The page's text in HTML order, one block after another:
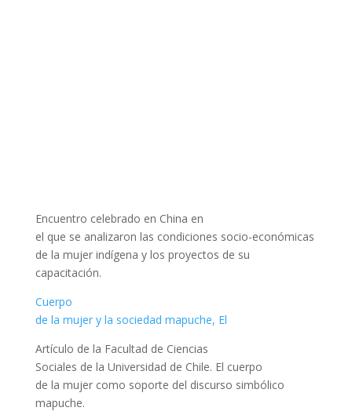
Encuentro celebrado en China en
el que se analizaron las condiciones socio-económicas
de la mujer indígena y los proyectos de su
capacitación.
Cuerpo
de la mujer y la sociedad mapuche, El
Artículo de la Facultad de Ciencias
Sociales de la Universidad de Chile. El cuerpo
de la mujer como soporte del discurso simbólico
mapuche.